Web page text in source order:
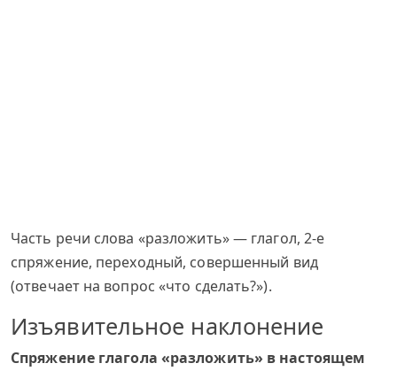
Часть речи слова «разложить» — глагол, 2-е
спряжение, переходный, совершенный вид
(отвечает на вопрос «что сделать?»).
Изъявительное наклонение
Спряжение глагола «разложить» в настоящем